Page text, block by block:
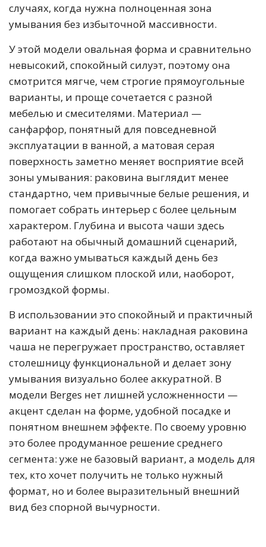
случаях, когда нужна полноценная зона
умывания без избыточной массивности.
У этой модели овальная форма и сравнительно
невысокий, спокойный силуэт, поэтому она
смотрится мягче, чем строгие прямоугольные
варианты, и проще сочетается с разной
мебелью и смесителями. Материал —
санфарфор, понятный для повседневной
эксплуатации в ванной, а матовая серая
поверхность заметно меняет восприятие всей
зоны умывания: раковина выглядит менее
стандартно, чем привычные белые решения, и
помогает собрать интерьер с более цельным
характером. Глубина и высота чаши здесь
работают на обычный домашний сценарий,
когда важно умываться каждый день без
ощущения слишком плоской или, наоборот,
громоздкой формы.
В использовании это спокойный и практичный
вариант на каждый день: накладная раковина
чаша не перегружает пространство, оставляет
столешницу функциональной и делает зону
умывания визуально более аккуратной. В
модели Berges нет лишней усложненности —
акцент сделан на форме, удобной посадке и
понятном внешнем эффекте. По своему уровню
это более продуманное решение среднего
сегмента: уже не базовый вариант, а модель для
тех, кто хочет получить не только нужный
формат, но и более выразительный внешний
вид без спорной вычурности.